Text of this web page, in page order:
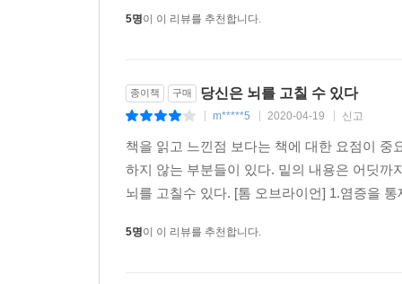
5명이 이 리뷰를 추천합니다.
종이책 구매 당신은 뇌를 고칠 수 있다
m*****5 2020-04-19 신고
책을 읽고 느낀점 보다는 책에 대한 요점이
하지 않는 부분들이 있다. 밑의 내용은 어딧
뇌를 고칠수 있다. [톰 오브라이언] 1.염증을
5명이 이 리뷰를 추천합니다.